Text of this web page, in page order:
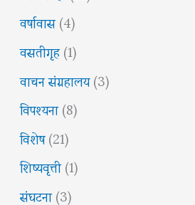
वर्षावास(4)
वसतीगृह(1)
वाचन संग्रहालय(3)
विपश्यना(8)
विशेष(21)
शिष्यवृत्ती(1)
संघटना(3)